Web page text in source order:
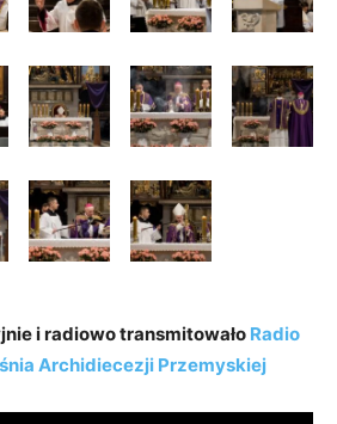
i radiowo transmitowało Radio
Archidiecezji Przemyskiej